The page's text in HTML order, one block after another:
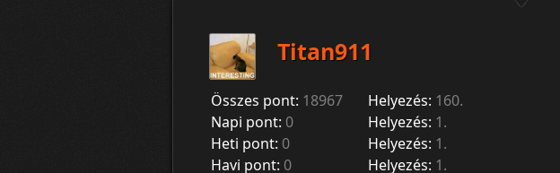
Titan911
Összes pont: 18967 Helyezés: 160.
Napi pont: 0 Helyezés: 1.
Heti pont: 0 Helyezés: 1.
Havi pont: 0 Helyezés: 1.